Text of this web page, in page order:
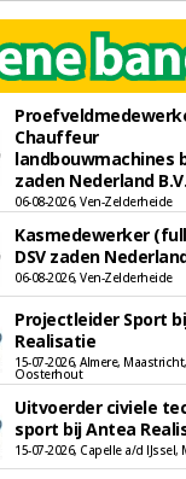
Chauffeur
landbouwmachines
zaden Nederland B.V.
06-08-2026, Ven-Zelderheide
Kasmedewerker
DSV zaden
06-08-2026, Ven-Zelderheide
Projectleider Sport
Realisatie
15-07-2026, Almere, Maastricht,
Oosterhout
Uitvoerder civiele
sport bij Antea
15-07-2026, Capelle a/d